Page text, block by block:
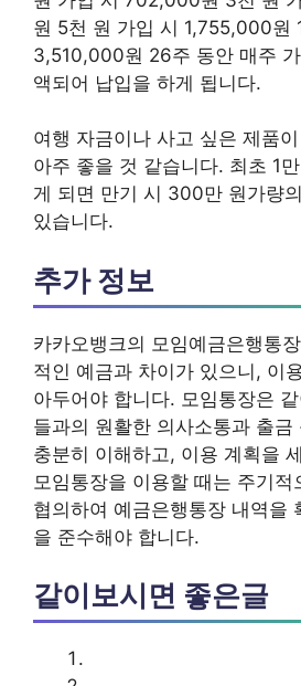
원 5천 원 가입 시 1,755,000원
3,510,000원 26주 동안 매주
액되어 납입을 하게 됩니다.
여행 자금이나 사고 싶은 제품
아주 좋을 것 같습니다. 최초 1
게 되면 만기 시 300만 원가량
있습니다.
추가 정보
카카오뱅크의 모임예금은행통
적인 예금과 차이가 있으니, 이
아두어야 합니다. 모임통장은
들과의 원활한 의사소통과 출금
충분히 이해하고, 이용 계획을
모임통장을 이용할 때는 주기적
협의하여 예금은행통장 내역을
을 준수해야 합니다.
같이보시면 좋은글